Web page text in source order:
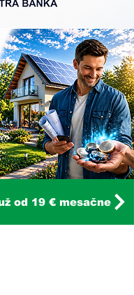
od 19 € mesačne